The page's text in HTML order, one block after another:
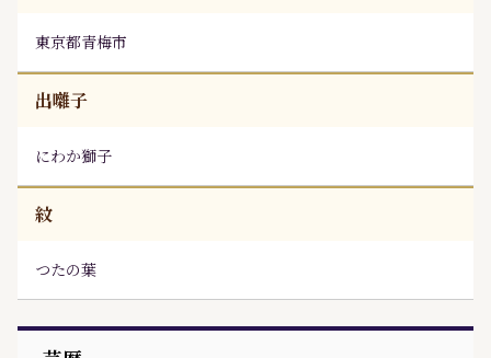
東京都青梅市
出囃子
にわか獅子
紋
つたの葉